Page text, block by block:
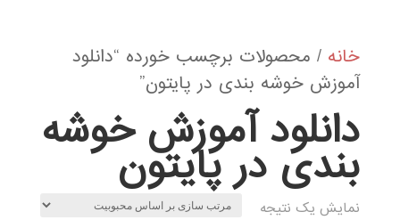
خانه / محصولات برچسب خورده “دانلود
آموزش خوشه بندی در پایتون”
دانلود آموزش خوشه
بندی در پایتون
نمایش یک نتیجه